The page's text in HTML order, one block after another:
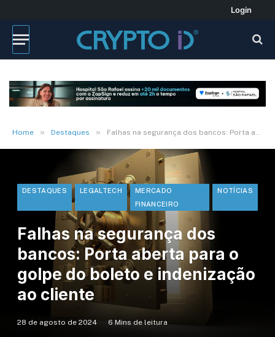
Login
Home » Destaques » Falhas na segurança dos bancos: Porta aberta para o golpe do boleto e indenização ao cliente
DESTAQUES LEGALTECH
MERCADO
FINANCEIRO
NOTÍCIAS
Falhas na segurança dos
bancos: Porta aberta para o
golpe do boleto e indenização
ao cliente
28 de agosto de 2024 6 Mins de leitura